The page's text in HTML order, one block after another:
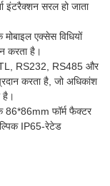
इंटरैक्शन सरल हो जाता
एक्सेस विधियों
करता है।
RS232, RS485 और
करता है, जो अधिकांश
है।
86*86mm फॉर्म फैक्टर
IP65-रेटेड